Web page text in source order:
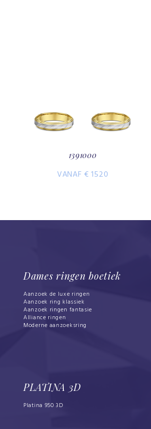
1391000
VANAF € 1520
Dames ringen boetiek
Aanzoek de luxe ringen
Aanzoek ring klassiek
Aanzoek ringen fantasie
Alliance ringen
Moderne aanzoeksring
PLATINA 3D
Platina 950 3D